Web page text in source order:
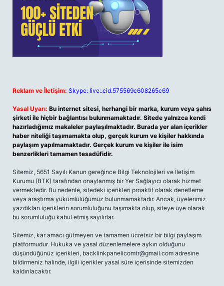
Reklam ve İletişim: Skype: live:.cid.575569c608265c69
Yasal Uyarı: Bu internet sitesi, herhangi bir marka, kurum veya şahıs
şirketi ile hiçbir bağlantısı bulunmamaktadır. Sitede yalnızca kendi
hazırladığımız makaleler paylaşılmaktadır. Burada yer alan içerikler
haber niteliği taşımamakta olup, gerçek kurum ve kişiler hakkında
paylaşım yapılmamaktadır. Gerçek kurum ve kişiler ile isim
benzerlikleri tamamen tesadüfidir.
Sitemiz, 5651 Sayılı Kanun gereğince Bilgi Teknolojileri ve İletişim
Kurumu (BTK) tarafından onaylanmış bir Yer Sağlayıcı olarak hizmet
vermektedir. Bu nedenle, sitedeki içerikleri proaktif olarak denetleme
veya araştırma yükümlülüğümüz bulunmamaktadır. Ancak, üyelerimiz
yazdıkları içeriklerin sorumluluğunu taşımakta olup, siteye üye olarak
bu sorumluluğu kabul etmiş sayılırlar.
Sitemiz, kar amacı gütmeyen ve tamamen ücretsiz bir bilgi paylaşım
platformudur. Hukuka ve yasal düzenlemelere aykırı olduğunu
düşündüğünüz içerikleri, backlinkpanelicomtr@gmail.com adresine
bildirmeniz halinde, ilgili içerikler yasal süre içerisinde sitemizden
kaldırılacaktır.